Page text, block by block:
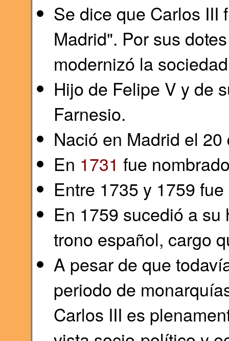
Se dice que Carlos III
Madrid". Por sus
modernizó la
Hijo de Felipe V y de
Farnesio.
Nació en Madrid el
En 1731 fue
Entre 1735 y 1759
En 1759 sucedió a
trono español, cargo
A pesar de que
periodo de
Carlos III es